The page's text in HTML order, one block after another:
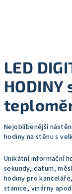
LED
HODINY
Nejoblíbenější
hodiny na stěnu s
Unikátní informační
sekundy, datum,
hodiny pro
stanice, vinárny